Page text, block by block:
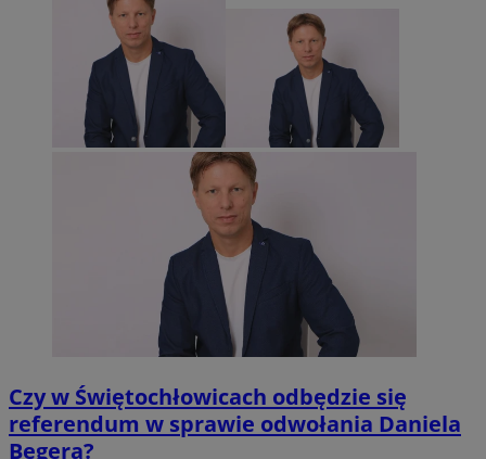
Czy w Świętochłowicach odbędzie się
referendum w sprawie odwołania Daniela
Begera?